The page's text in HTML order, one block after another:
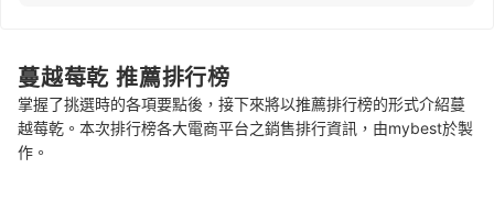
蔓越莓乾 推薦排行榜
掌握了挑選時的各項要點後，接下來將以推薦排行榜的形式介紹蔓
越莓乾。本次排行榜各大電商平台之銷售排行資訊，由mybest於製
作。